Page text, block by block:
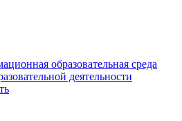
образовательная среда
деятельности